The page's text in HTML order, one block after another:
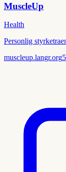
MuscleUp
Health
Personlig
muscleup.langr.org5